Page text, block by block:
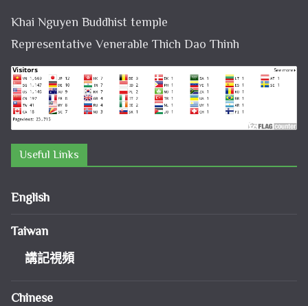
Khai Nguyen Buddhist temple
Representative Venerable Thich Dao Thinh
Useful Links
English
Taiwan
講記視頻
Chinese